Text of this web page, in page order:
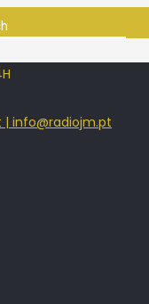
| info@radiojm.pt